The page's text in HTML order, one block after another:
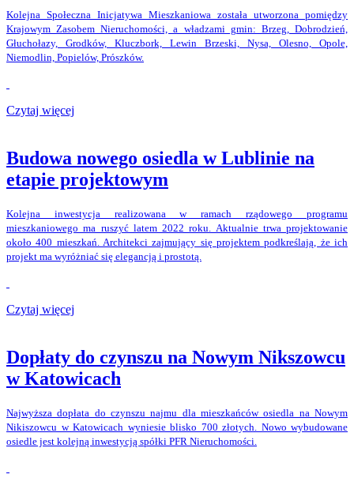
Kolejna Społeczna Inicjatywa Mieszkaniowa została utworzona pomiędzy
Krajowym Zasobem Nieruchomości, a władzami gmin: Brzeg, Dobrodzień,
Głuchołazy, Grodków, Kluczbork, Lewin Brzeski, Nysa, Olesno, Opole,
Niemodlin, Popielów, Prószków.
Czytaj więcej
Budowa nowego osiedla w Lublinie na
etapie projektowym
Kolejna inwestycja realizowana w ramach rządowego programu
mieszkaniowego ma ruszyć latem 2022 roku. Aktualnie trwa projektowanie
około 400 mieszkań. Architekci zajmujący się projektem podkreślają, że ich
projekt ma wyróżniać się elegancją i prostotą.
Czytaj więcej
Dopłaty do czynszu na Nowym Nikszowcu
w Katowicach
Najwyższa dopłata do czynszu najmu dla mieszkańców osiedla na Nowym
Nikiszowcu w Katowicach wyniesie blisko 700 złotych. Nowo wybudowane
osiedle jest kolejną inwestycją spółki PFR Nieruchomości.